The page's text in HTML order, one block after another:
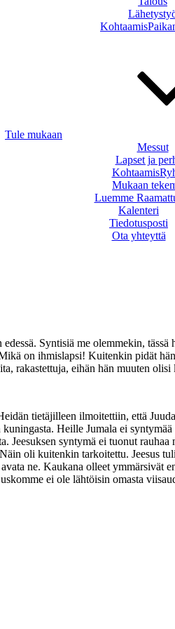
Tule mukaan
Messut
Lapset ja
Mukaan
Luemme
Kalenteri
Tiedotusposti
Ota yhteyttä
Syntisiä me olemmekin,
on ihmislapsi! Kuitenkin pidät
rakastettuja, eihän hän muuten
tietäjilleen ilmoitettiin, että
Heille Jumala ei
Jeesuksen syntymä ei tuonut
oli kuitenkin tarkoitettu. Jeesus
ne. Kaukana olleet ymmärsivät
ei ole lähtöisin omasta